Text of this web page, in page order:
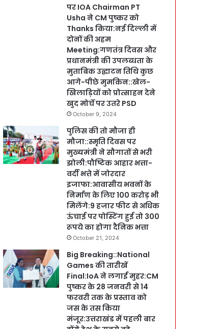
पर IOA Chairman PT
Usha ने CM पुष्कर को
Thanks किया:नई दिल्ली में
दोनों की अहम
Meeting:गणतंत्र दिवस और
प्रधानमंत्री की उपलब्धता के
मुताबिक उद्घाटन तिथि कुछ
आगे-पीछे मुमकिन::खेल-
खिलाड़ियों को प्रोत्साहन देने
खुद मोर्चे पर उतरे PSD
October 9, 2024
पुलिस की तो मौजा ही
मौजा::स्मृति दिवस पर
मुख्यमंत्री ने सौगातों से भरी
झोली:पौष्टिक आहार भत्ता-
वर्दी भत्ते में जोरदार
इजाफा:आवासीय भवनों के
निर्माण के लिए 100 करोड़ भी
मिलेंगे:9 हजार फीट से अधिक
ऊंचाई पर पोस्टिंग हुई तो 300
रूपये का होगा दैनिक भत्ता
October 21, 2024
Big Breaking::National
Games की तारीखें
Final:IoA ने लगाईं मुहर:CM
पुष्कर के 28 जनवरी से 14
फरवरी तक के प्रस्ताव को
जस के तस किया
मंजूर:उत्तराखंड में पहली बार